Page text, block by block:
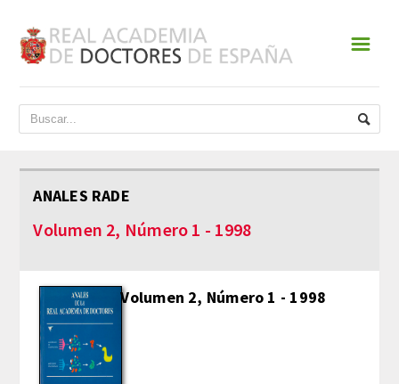
ACADEMIA
DATOS HISTÓRICOS
JUNTA DE GOBIERNO
NORMATIVA
☰
ANALES RADE
Volumen 2, Número 1 - 1998
Volumen 2, Número 1 - 1998